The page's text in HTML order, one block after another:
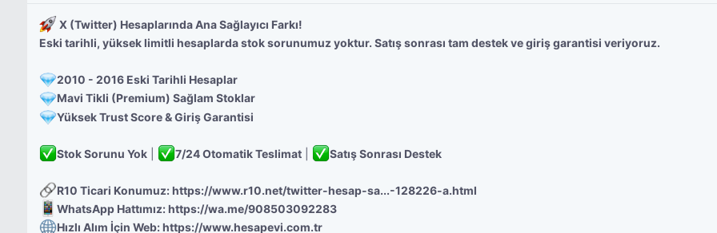
X (Twitter) Hesaplarında Ana Sağlayıcı Farkı!
Eski tarihli, yüksek limitli hesaplarda stok sorunumuz yoktur. Satış sonrası tam destek ve giriş garantisi veriyoruz.
2010 - 2016 Eski Tarihli Hesaplar
Mavi Tikli (Premium) Sağlam Stoklar
Yüksek Trust Score & Giriş Garantisi
Stok Sorunu Yok| 7/24 Otomatik Teslimat| Satış Sonrası Destek
R10 Ticari Konumuz: https://www.r10.net/twitter-hesap-sa...-128226-a.html
WhatsApp Hattımız: https://wa.me/908503092283
Hızlı Alım İçin Web: https://www.hesapevi.com.tr